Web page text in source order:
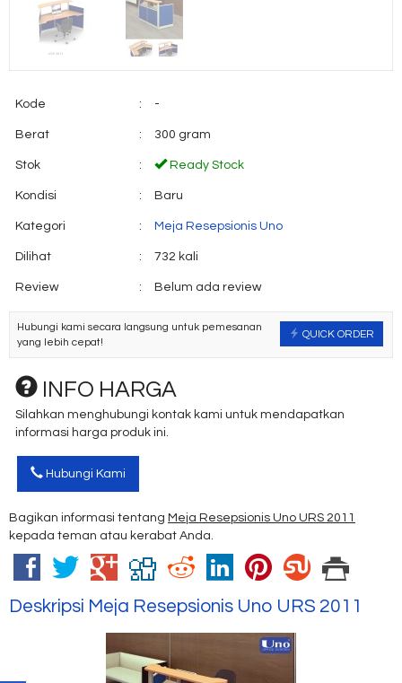
Kode : -
Berat : 300 gram
Stok : Ready Stock
Kondisi : Baru
Kategori : Meja Resepsionis Uno
Dilihat : 732 kali
Review : Belum ada review
QUICK ORDER
Hubungi kami secara langsung untuk pemesanan
yang lebih cepat!
INFO HARGA
Silahkan menghubungi kontak kami untuk mendapatkan
informasi harga produk ini.
Hubungi Kami
Bagikan informasi tentang Meja Resepsionis Uno URS 2011
kepada teman atau kerabat Anda.
Deskripsi Meja Resepsionis Uno URS 2011